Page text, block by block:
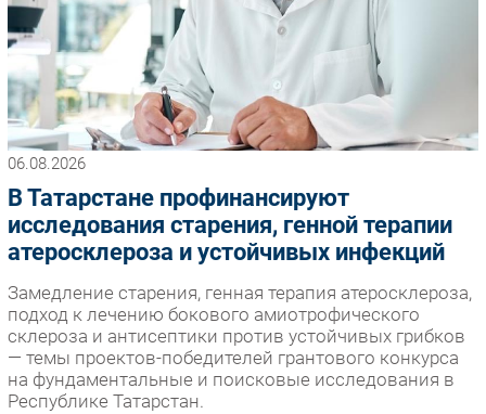
06.08.2026
В Татарстане профинансируют
исследования старения, генной терапии
атеросклероза и устойчивых инфекций
Замедление старения, генная терапия атеросклероза,
подход к лечению бокового амиотрофического
склероза и антисептики против устойчивых грибков
— темы проектов-победителей грантового конкурса
на фундаментальные и поисковые исследования в
Республике Татарстан.